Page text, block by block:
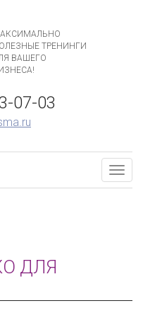
ТРЕНИНГИ
ВАШЕГО
07-03
ДЛЯ